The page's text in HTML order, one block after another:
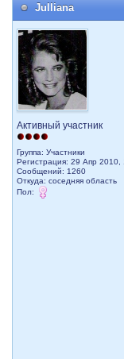
Julliana
Активный участник
Группа: Участники
Регистрация: 29 Апр 2010,
Сообщений: 1260
Откуда: соседняя область
Пол: